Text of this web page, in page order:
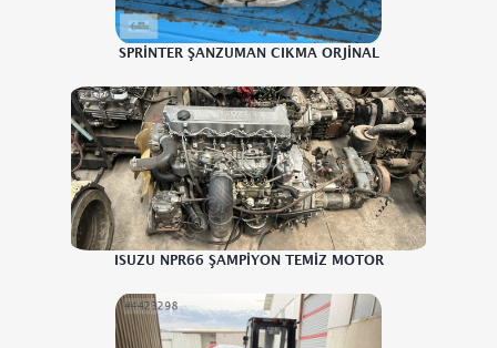
SPRİNTER ŞANZUMAN CIKMA ORJİNAL
ISUZU NPR66 ŞAMPİYON TEMİZ MOTOR